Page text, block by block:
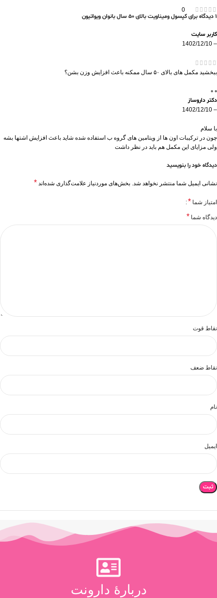
0
1 دیدگاه برای کپسول ومیناویت بالای 50 سال بانوان ویواتیون
کاربر سایت
–
1402/12/10
ببخشید مکمل های بالای ۵۰ سال ممکنه باعث افزایش وزن بشن؟
0
0
دکتر داروساز
–
1402/12/10
با سلام
چون در ترکیبات اون ها از ویتامین های گروه ب استفاده شده شاید باعث افزایش اشتها بشه
ولی مزایای این مکمل هم باید در نظر داشت
دیدگاه خود را بنویسید
نشانی ایمیل شما منتشر نخواهد شد. بخش‌های موردنیاز علامت‌گذاری شده‌اند *
امتیاز شما *
دیدگاه شما *
نقاط قوت
نقاط ضعف
نام
ایمیل
دربارۀ دارونت